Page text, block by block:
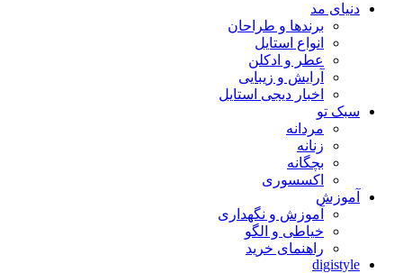
دنیای مد
برندها و طراحان
انواع استایل
عطر و ادکلن
آرایش و زیبایی
اخبار دیجی استایل
سبک تو
مردانه
زنانه
بچگانه
اکسسوری
آموزش
آموزش و نگهداری
خیاطی و الگو
راهنمای خرید
digistyle